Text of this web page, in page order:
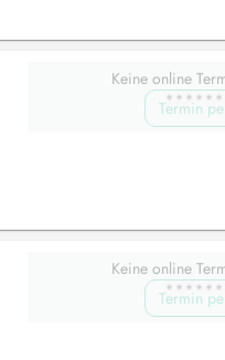
Keine online
Termin
Keine online
Termin